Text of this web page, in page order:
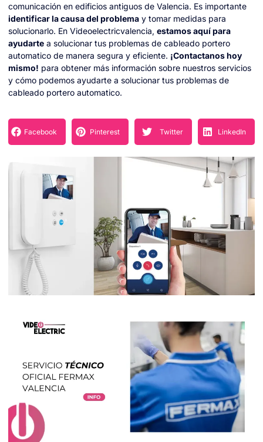
comunicación en edificios antiguos de Valencia. Es importante
identificar la causa del problema y tomar medidas para
solucionarlo. En Videoelectricvalencia, estamos aquí para
ayudarte a solucionar tus problemas de cableado portero
automatico de manera segura y eficiente. ¡Contactanos hoy
mismo! para obtener más información sobre nuestros servicios
y cómo podemos ayudarte a solucionar tus problemas de
cableado portero automatico.
Facebook Pinterest Twitter LinkedIn